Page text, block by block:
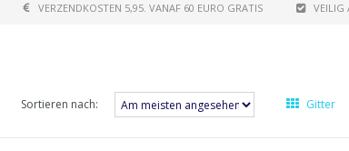
VERZENDKOSTEN 5,95. VANAF 60 EURO GRATIS VEILIG
Sortieren nach: Gitter